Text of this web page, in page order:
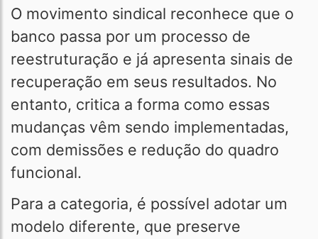
O movimento sindical reconhece que o
banco passa por um processo de
reestruturação e já apresenta sinais de
recuperação em seus resultados. No
entanto, critica a forma como essas
mudanças vêm sendo implementadas,
com demissões e redução do quadro
funcional.
Para a categoria, é possível adotar um
modelo diferente, que preserve